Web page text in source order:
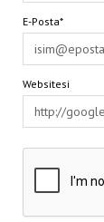
E-Posta*
Websitesi